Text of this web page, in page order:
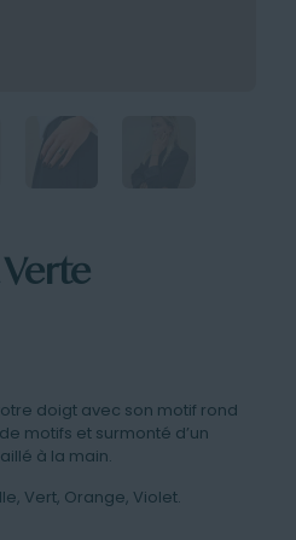
doigt avec son motif rond
motifs et surmonté d’un
à la main.
Vert, Orange, Violet.